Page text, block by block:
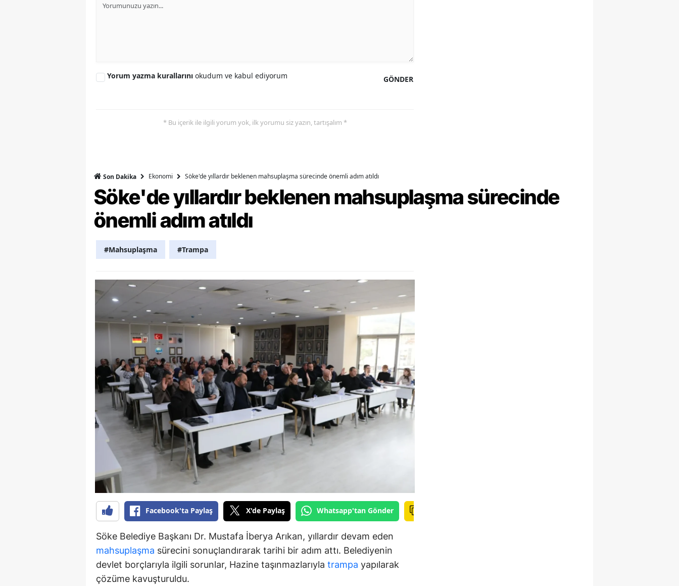
Zonguldak
Aksaray
Bayburt
Bartın
Ardahan
Iğdır
Yalova
Karabük
Kilis
Osmaniye
Düzce
GÖNDER
Yorum yazma kurallarını okudum ve kabul ediyorum
* Bu içerik ile ilgili yorum yok, ilk yorumu siz yazın, tartışalım *
Son Dakika Ekonomi Söke'de yıllardır beklenen mahsuplaşma sürecinde önemli adım atıldı
Söke'de yıllardır beklenen mahsuplaşma sürecinde
önemli adım atıldı
#Mahsuplaşma #Trampa
Facebook'ta Paylaş X'de Paylaş Whatsapp'tan Gönder
Söke Belediye Başkanı Dr. Mustafa İberya Arıkan, yıllardır devam eden
mahsuplaşma sürecini sonuçlandırarak tarihi bir adım attı. Belediyenin
devlet borçlarıyla ilgili sorunlar, Hazine taşınmazlarıyla trampa yapılarak
çözüme kavuşturuldu.